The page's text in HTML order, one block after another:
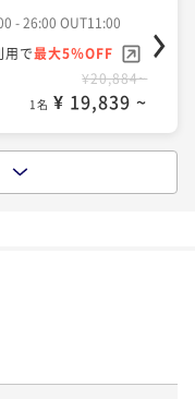
- 26:00 OUT11:00
用で最大5％OFF
¥20,884~
1名 ¥ 19,839 ~
朝食付＞